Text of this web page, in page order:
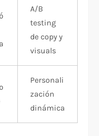
A/B
testing
de copy y
visuals
Personali
zación
dinámica